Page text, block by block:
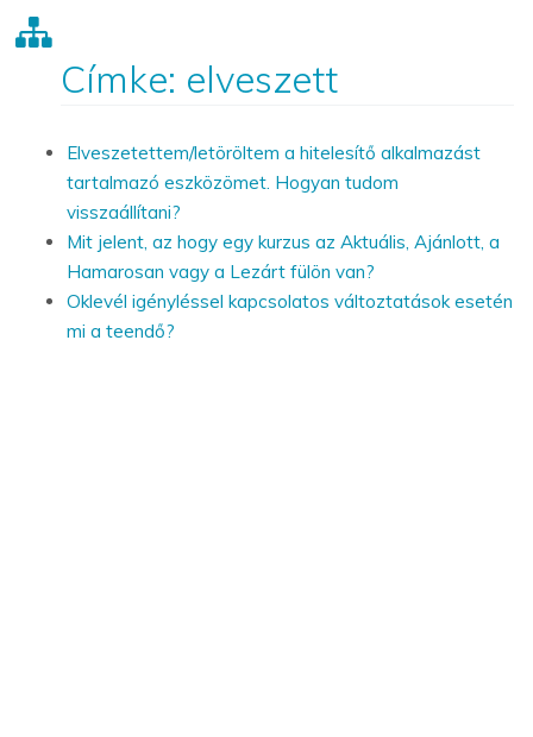
Címke: elveszett
Elveszetettem/letöröltem a hitelesítő alkalmazást
tartalmazó eszközömet. Hogyan tudom
visszaállítani?
Mit jelent, az hogy egy kurzus az Aktuális, Ajánlott, a
Hamarosan vagy a Lezárt fülön van?
Oklevél igényléssel kapcsolatos változtatások esetén
mi a teendő?